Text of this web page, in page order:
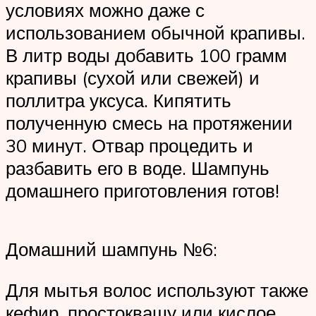
условиях можно даже с
использованием обычной крапивы.
В литр воды добавить 100 грамм
крапивы (сухой или свежей) и
поллитра уксуса. Кипятить
полученную смесь на протяжении
30 минут. Отвар процедить и
разбавить его в воде. Шампунь
домашнего приготовления готов!
Домашний шампунь №6:
Для мытья волос используют также